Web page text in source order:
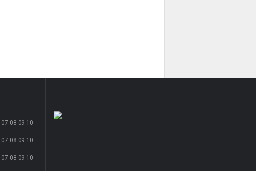
07 08 09 10
07 08 09 10
07 08 09 10